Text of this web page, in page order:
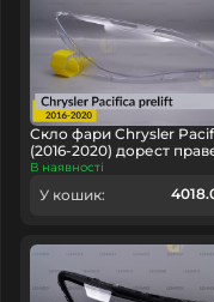
Скло фари Chrysler
(2016-2020) дорест
В наявності
У кошик: